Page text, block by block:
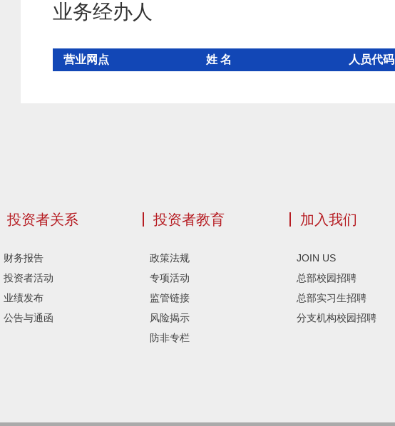
业务经办人
营业网点 姓 名 人员代码
投资者关系
财务报告
投资者活动
业绩发布
公告与通函
投资者教育
政策法规
专项活动
监管链接
风险揭示
防非专栏
加入我们
JOIN US
总部校园招聘
总部实习生招聘
分支机构校园招聘